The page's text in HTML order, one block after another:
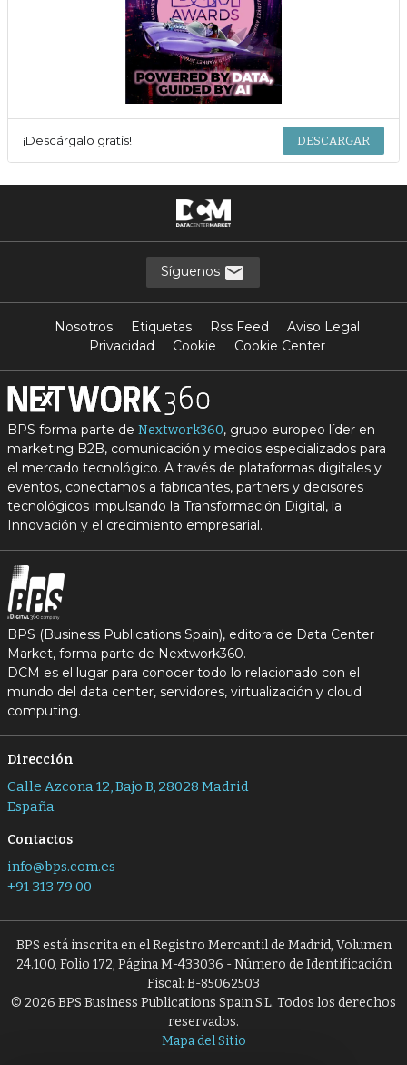
¡Descárgalo gratis! DESCARGAR
Síguenos
Nosotros Etiquetas Rss Feed
Aviso Legal
Privacidad
Cookie Cookie Center
BPS forma parte de Nextwork360, grupo europeo líder en
marketing B2B, comunicación y medios especializados para
el mercado tecnológico. A través de plataformas digitales y
eventos, conectamos a fabricantes, partners y decisores
tecnológicos impulsando la Transformación Digital, la
Innovación y el crecimiento empresarial.
BPS (Business Publications Spain), editora de Data Center
Market, forma parte de Nextwork360.
DCM es el lugar para conocer todo lo relacionado con el
mundo del data center, servidores, virtualización y cloud
computing.
Dirección
Calle Azcona 12, Bajo B, 28028 Madrid
España
Contactos
info@bps.com.es
+91 313 79 00
BPS está inscrita en el Registro Mercantil de Madrid, Volumen
24.100, Folio 172, Página M-433036 - Número de Identificación
Fiscal: B-85062503
© 2026 BPS Business Publications Spain S.L. Todos los derechos
reservados.
Mapa del Sitio